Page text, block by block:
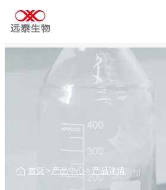
首页 > 产品中心 > 产品详情